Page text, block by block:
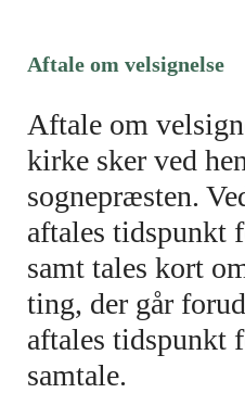
Aftale om velsignelse
Aftale om
kirke sker ved
sognepræsten.
aftales tidspunkt
samt tales kort
ting, der går
aftales tidspunkt
samtale.